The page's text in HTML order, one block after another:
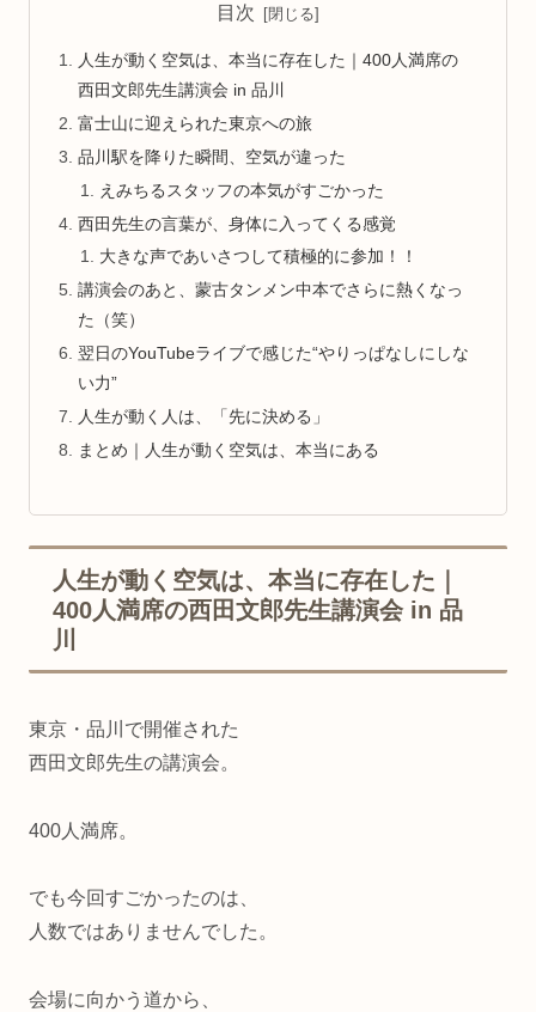
目次
人生が動く空気は、本当に存在した｜400人満席の
西田文郎先生講演会 in 品川
富士山に迎えられた東京への旅
品川駅を降りた瞬間、空気が違った
えみちるスタッフの本気がすごかった
西田先生の言葉が、身体に入ってくる感覚
大きな声であいさつして積極的に参加！！
講演会のあと、蒙古タンメン中本でさらに熱くなっ
た（笑）
翌日のYouTubeライブで感じた“やりっぱなしにしな
い力”
人生が動く人は、「先に決める」
まとめ｜人生が動く空気は、本当にある
人生が動く空気は、本当に存在した｜
400人満席の西田文郎先生講演会 in 品
川
東京・品川で開催された
西田文郎先生の講演会。
400人満席。
でも今回すごかったのは、
人数ではありませんでした。
会場に向かう道から、